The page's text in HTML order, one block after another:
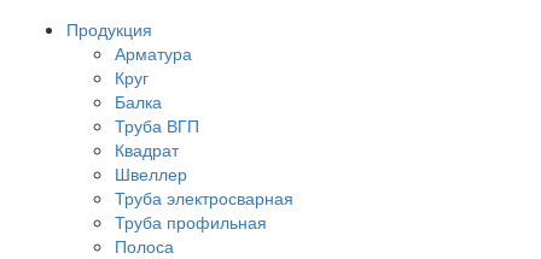
Продукция
Арматура
Круг
Балка
Труба ВГП
Квадрат
Швеллер
Труба электросварная
Труба профильная
Полоса